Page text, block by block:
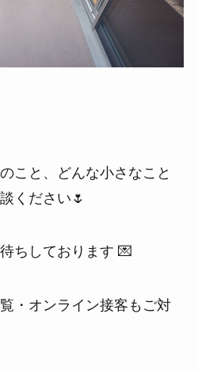
こと、どんな小さなこと
ください🌷
ちしております 💌
・オンライン接客もご対